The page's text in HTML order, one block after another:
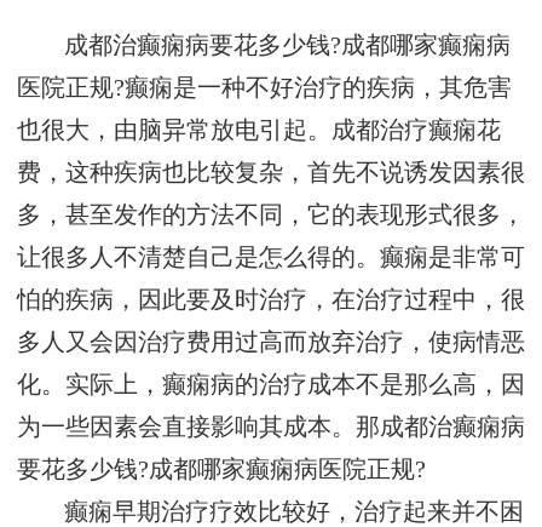
成都治癫痫病要花多少钱?成都哪家癫痫病
医院正规?癫痫是一种不好治疗的疾病，其危害
也很大，由脑异常放电引起。成都治疗癫痫花
费，这种疾病也比较复杂，首先不说诱发因素很
多，甚至发作的方法不同，它的表现形式很多，
让很多人不清楚自己是怎么得的。癫痫是非常可
怕的疾病，因此要及时治疗，在治疗过程中，很
多人又会因治疗费用过高而放弃治疗，使病情恶
化。实际上，癫痫病的治疗成本不是那么高，因
为一些因素会直接影响其成本。那成都治癫痫病
要花多少钱?成都哪家癫痫病医院正规?
癫痫早期治疗疗效比较好，治疗起来并不困